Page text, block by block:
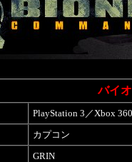
バイ
PlayStation 3／Xbox
カプコン
GRIN